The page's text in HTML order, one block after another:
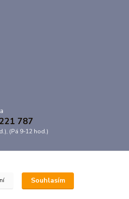
787
(Pá 9-12 hod.)
Souhlasím